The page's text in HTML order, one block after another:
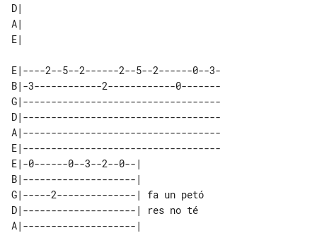
D|
A|
E|----2--5--2------2--5--2------0--3-
B|-3------------2------------0-------
G|-----------------------------------
D|-----------------------------------
A|-----------------------------------
E|-----------------------------------
E|-0------0--3--2--0--|
B|--------------------|
G|-----2--------------| fa un petó
D|--------------------| res no té
A|--------------------|